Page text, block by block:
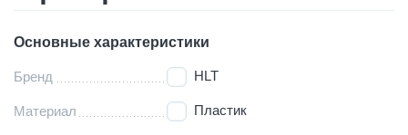
Основные характеристики
Бренд HLT
Материал Пластик